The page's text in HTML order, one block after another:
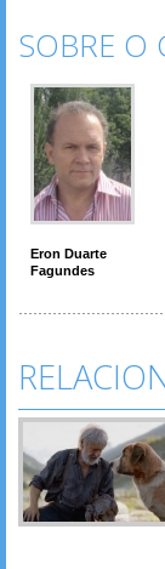
SOBRE O
Eron Duarte
Fagundes